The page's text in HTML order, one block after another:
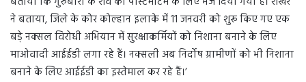
ने बताया, जिले के कोर कोल्हान इलाके में 11 जनवरी को शुरू किए गए एक
बड़े नक्सल विरोधी अभियान में सुरक्षाकर्मियों को निशाना बनाने के लिए
माओवादी आईईडी लगा रहे हैं। नक्सली अब निर्दोष ग्रामीणों को भी निशाना
बनाने के लिए आईईडी का इस्तेमाल कर रहे हैं।’